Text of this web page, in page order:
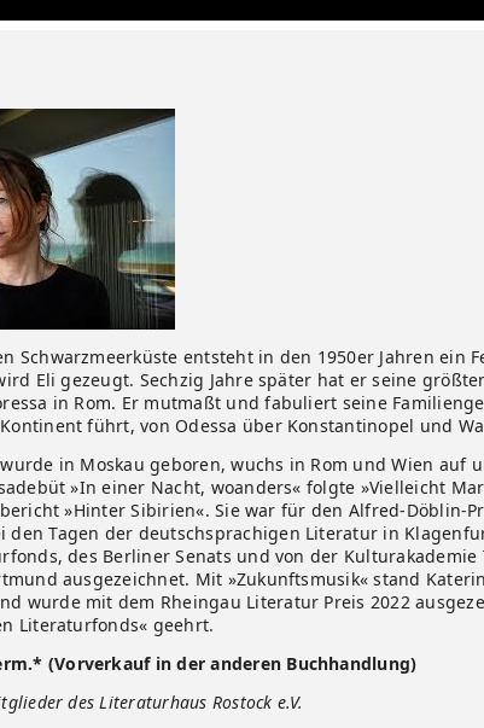
Schwarzmeerküste entsteht in den 1950er Jahren ein
Eli gezeugt. Sechzig Jahre später hat er seine
in Rom. Er mutmaßt und fabuliert seine
führt, von Odessa über Konstantinopel und
wurde in Moskau geboren, wuchs in Rom und Wien auf
»In einer Nacht, woanders« folgte »Vielleicht
»Hinter Sibirien«. Sie war für den Alfred-Döblin-
den Tagen der deutschsprachigen Literatur in
des Berliner Senats und von der
ausgezeichnet. Mit »Zukunftsmusik« stand
wurde mit dem Rheingau Literatur Preis 2022
Literaturfonds« geehrt.
(Vorverkauf in der anderen Buchhandlung)
des Literaturhaus Rostock e.V.